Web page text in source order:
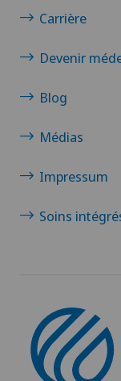
Carrière
Devenir
Blog
Médias
Impressum
Soins